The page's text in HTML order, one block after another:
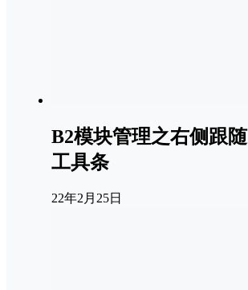
B2模块管理之右侧跟随
工具条
22年2月25日